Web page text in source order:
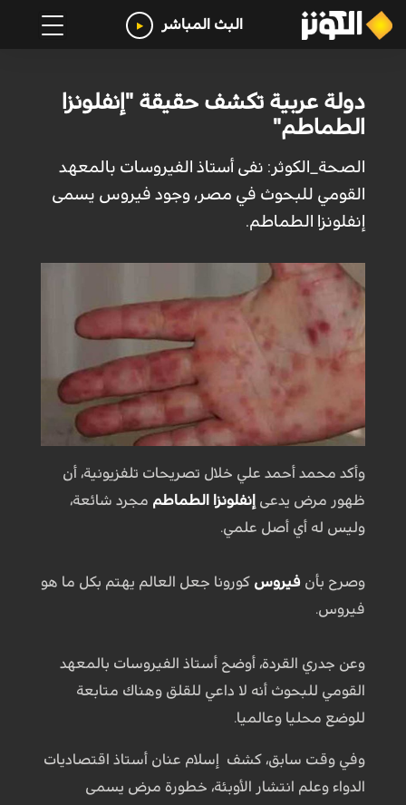
البث المباشر
دولة عربية تكشف حقيقة "إنفلونزا
الطماطم"
الصحة_الکوثر: نفى أستاذ الفيروسات بالمعهد
القومي للبحوث في مصر، وجود فيروس يسمى
إنفلونزا الطماطم.
وأكد محمد أحمد علي خلال تصريحات تلفزيونية، أن
ظهور مرض يدعى إنفلونزا الطماطم مجرد شائعة،
وليس له أي أصل علمي.
وصرح بأن فيروس كورونا جعل العالم يهتم بكل ما هو
فيروس.
وعن جدري القردة، أوضح أستاذ الفيروسات بالمعهد
القومي للبحوث أنه لا داعي للقلق وهناك متابعة
للوضع محليا وعالميا.
وفي وقت سابق، كشف إسلام عنان أستاذ اقتصاديات
الدواء وعلم انتشار الأوبئة، خطورة مرض يسمى